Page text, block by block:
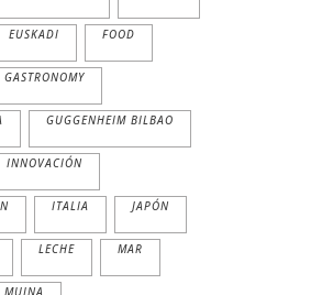
EUSKADI FOOD
GASTRONOMY
GUGGENHEIM BILBAO
INNOVACIÓN
ITALIA JAPÓN
LECHE MAR
MUINA